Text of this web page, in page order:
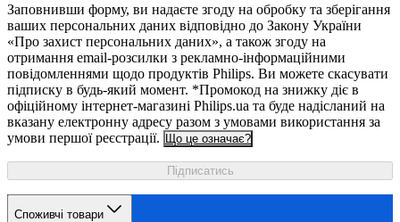
Заповнивши форму, ви надаєте згоду на обробку та зберігання
ваших персональних даних відповідно до Закону України
«Про захист персональних даних», а також згоду на
отримання email-розсилки з рекламно-інформаційними
повідомленнями щодо продуктів Philips. Ви можете скасувати
підписку в будь-який момент. *Промокод на знижку діє в
офіційному інтернет-магазині Philips.ua та буде надісланий на
вказану електронну адресу разом з умовами використання за
умови першої реєстрації. Що це означає?
Підписатись
Споживчі товари